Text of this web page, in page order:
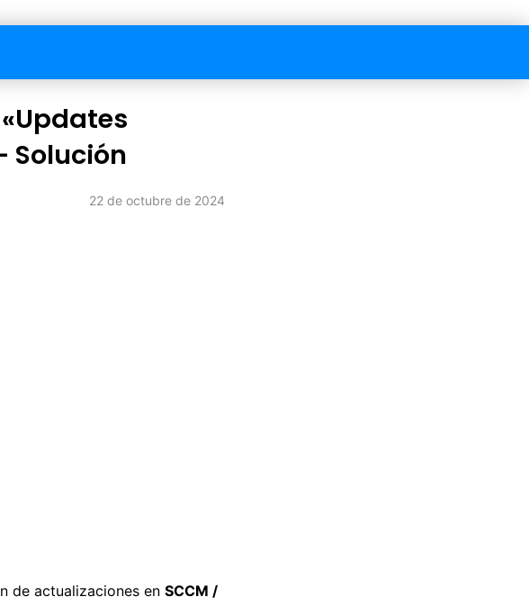
Solución
22 de octubre de 2024
de actualizaciones en SCCM /